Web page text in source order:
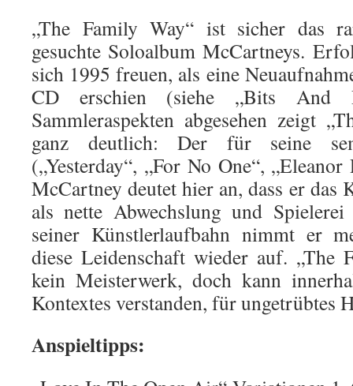
„The Family Way“ ist sicher das
gesuchte Soloalbum McCartneys.
sich 1995 freuen, als eine
CD erschien (siehe „Bits And
Sammleraspekten abgesehen zeigt
ganz deutlich: Der für seine
(„Yesterday“, „For No One“,
McCartney deutet hier an, dass er das
als nette Abwechslung und
seiner Künstlerlaufbahn nimmt er
diese Leidenschaft wieder auf. „The
kein Meisterwerk, doch kann
Kontextes verstanden, für ungetrübtes
Anspieltipps: